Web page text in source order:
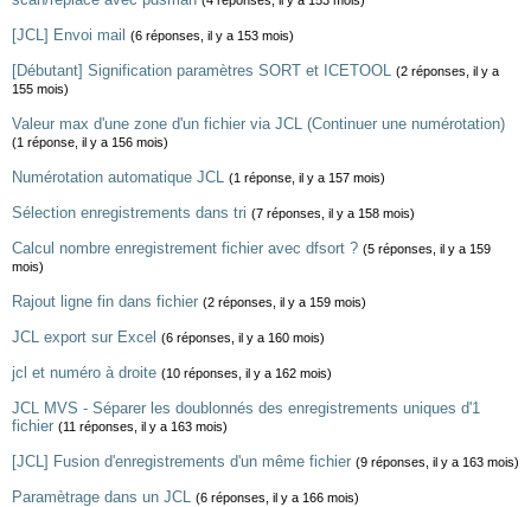
[JCL] Envoi mail (6 réponses, il y a 153 mois)
[Débutant] Signification paramètres SORT et ICETOOL (2 réponses, il y a
155 mois)
Valeur max d'une zone d'un fichier via JCL (Continuer une numérotation)
(1 réponse, il y a 156 mois)
Numérotation automatique JCL (1 réponse, il y a 157 mois)
Sélection enregistrements dans tri (7 réponses, il y a 158 mois)
Calcul nombre enregistrement fichier avec dfsort ? (5 réponses, il y a 159
mois)
Rajout ligne fin dans fichier (2 réponses, il y a 159 mois)
JCL export sur Excel (6 réponses, il y a 160 mois)
jcl et numéro à droite (10 réponses, il y a 162 mois)
JCL MVS - Séparer les doublonnés des enregistrements uniques d'1
fichier (11 réponses, il y a 163 mois)
[JCL] Fusion d'enregistrements d'un même fichier (9 réponses, il y a 163 mois)
Paramètrage dans un JCL (6 réponses, il y a 166 mois)